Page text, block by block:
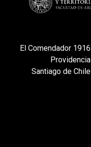
El Comendador 1916
Providencia
Santiago de Chile